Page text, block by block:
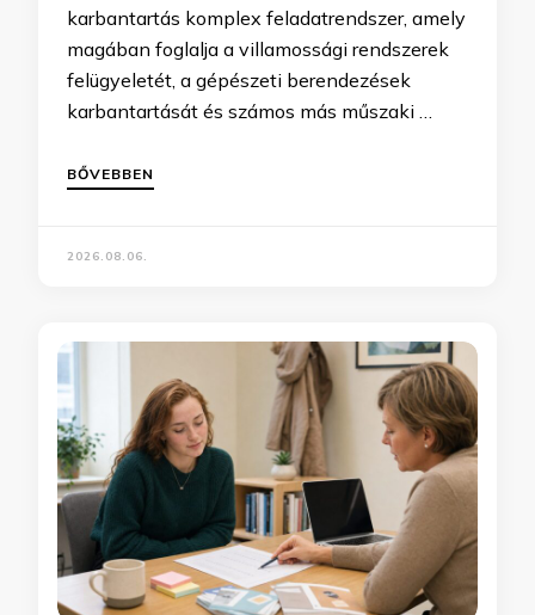
karbantartás komplex feladatrendszer, amely
magában foglalja a villamossági rendszerek
felügyeletét, a gépészeti berendezések
karbantartását és számos más műszaki …
BŐVEBBEN
2026.08.06.